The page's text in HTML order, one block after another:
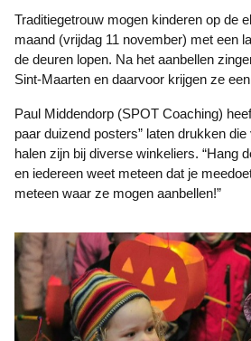
Traditiegetrouw mogen kinderen op de elfde dag van de elfde
maand (vrijdag 11 november) met een
de deuren lopen. Na het aanbellen
Sint-Maarten en daarvoor krijgen ze
Paul Middendorp (SPOT Coaching) heeft ook dit jaar weer “een
paar duizend posters” laten drukken
halen zijn bij diverse winkeliers. “Hang
en iedereen weet meteen dat je
meteen waar ze mogen aanbellen!”